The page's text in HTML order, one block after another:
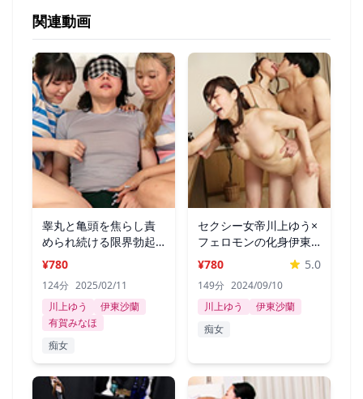
関連動画
睾丸と亀頭を焦らし責
められ続ける限界勃起
3P性感
¥780
124分 2025/02/11
川上ゆう
伊東沙蘭
有賀みなほ
痴女
セクシー女帝川上ゆう×
フェロモンの化身伊東
沙蘭
¥780 5.0
149分 2024/09/10
川上ゆう
伊東沙蘭
痴女